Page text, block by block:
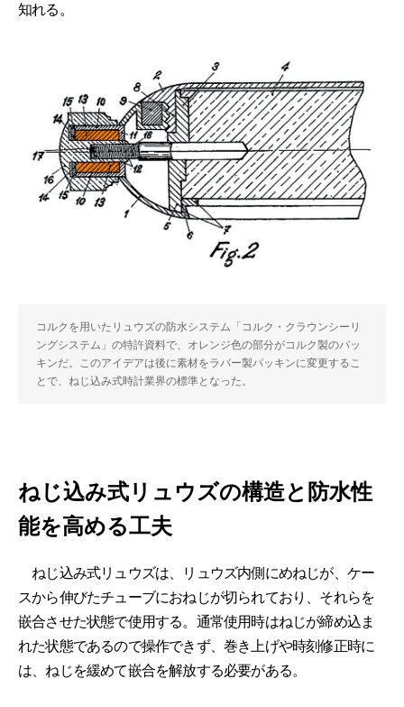
知れる。
コルクを用いたリュウズの防水システム「コルク・クラウンシーリ
ングシステム」の特許資料で、オレンジ色の部分がコルク製のパッ
キンだ。このアイデアは後に素材をラバー製パッキンに変更するこ
とで、ねじ込み式時計業界の標準となった。
ねじ込み式リュウズの構造と防水性
能を高める工夫
ねじ込み式リュウズは、リュウズ内側にめねじが、ケー
スから伸びたチューブにおねじが切られており、それらを
嵌合させた状態で使用する。通常使用時はねじが締め込ま
れた状態であるので操作できず、巻き上げや時刻修正時に
は、ねじを緩めて嵌合を解放する必要がある。